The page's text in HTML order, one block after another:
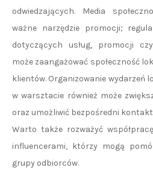
odwiedzających. Media
ważne narzędzie promocji;
dotyczących usług, promocji
może zaangażować społeczność
klientów. Organizowanie
w warsztacie również może
oraz umożliwić bezpośredni
Warto także rozważyć
influencerami, którzy mogą
grupy odbiorców.